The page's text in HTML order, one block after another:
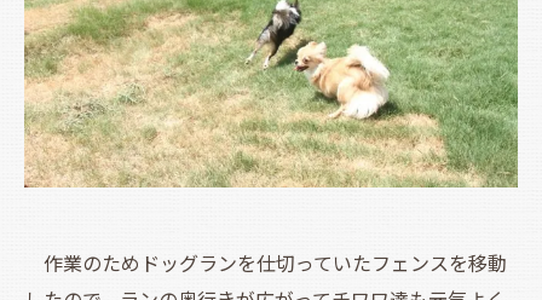
作業のためドッグランを仕切っていたフェンスを移動